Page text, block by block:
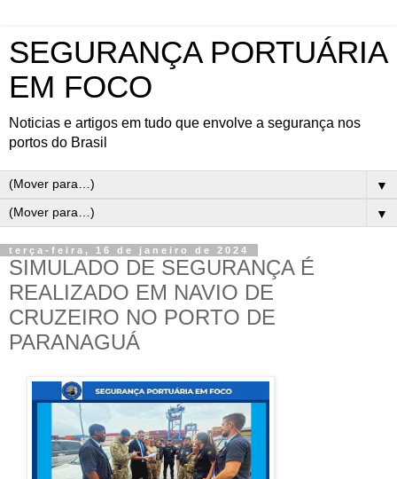
SEGURANÇA PORTUÁRIA
EM FOCO
Noticias e artigos em tudo que envolve a segurança nos
portos do Brasil
▼
▼
terça-feira, 16 de janeiro de 2024
SIMULADO DE SEGURANÇA É
REALIZADO EM NAVIO DE
CRUZEIRO NO PORTO DE
PARANAGUÁ